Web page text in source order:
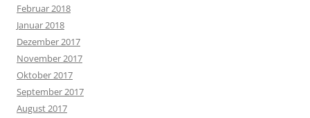
Februar 2018
Januar 2018
Dezember 2017
November 2017
Oktober 2017
September 2017
August 2017